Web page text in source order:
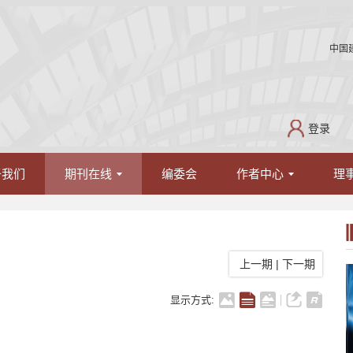
中国
登录
们 期刊在线 编委会 作者中心 理
上一期 | 下一期
显示方式: